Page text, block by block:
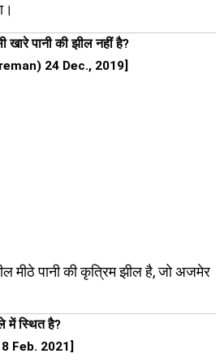
खारे पानी की झील नहीं है?
24 Dec., 2019]
मीठे पानी की कृत्रिम झील है, जो अजमेर
में स्थित है?
Feb. 2021]